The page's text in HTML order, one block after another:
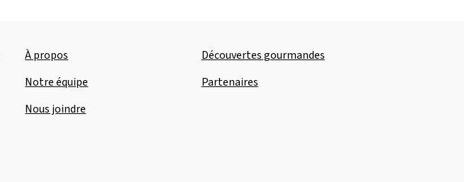
À propos
Notre équipe
Nous joindre
Découvertes gourmandes
Partenaires